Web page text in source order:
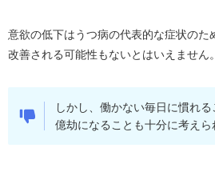
意欲の低下はうつ病の代表的な症状のた
改善される可能性もないとはいえません。
しかし、働かない毎日に慣れ
億劫になることも十分に考えら